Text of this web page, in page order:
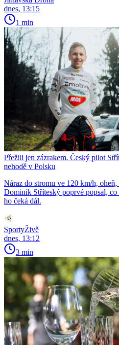
dnes, 13:15
1 min
Přežili jen zázrakem. Český pilot
nehodě v Polsku
Náraz do stromu ve 120 km/h,
Dominik Stříteský poprvé popsal,
ho čeká dál.
SportyŽivě
dnes, 13:12
3 min